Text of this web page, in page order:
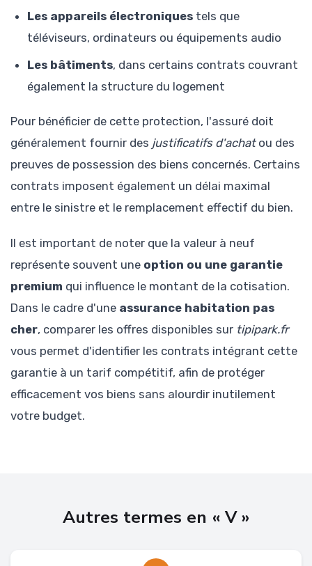
Les appareils électroniques tels que
téléviseurs, ordinateurs ou équipements audio
Les bâtiments, dans certains contrats couvrant
également la structure du logement
Pour bénéficier de cette protection, l'assuré doit
généralement fournir des justificatifs d'achatou des
preuves de possession des biens concernés. Certains
contrats imposent également un délai maximal
entre le sinistre et le remplacement effectif du bien.
Il est important de noter que la valeur à neuf
représente souvent une option ou une garantie
premium qui influence le montant de la cotisation.
Dans le cadre d'une assurance habitation pas
cher, comparer les offres disponibles sur tipipark.fr
vous permet d'identifier les contrats intégrant cette
garantie à un tarif compétitif, afin de protéger
efficacement vos biens sans alourdir inutilement
votre budget.
Autres termes en « V »